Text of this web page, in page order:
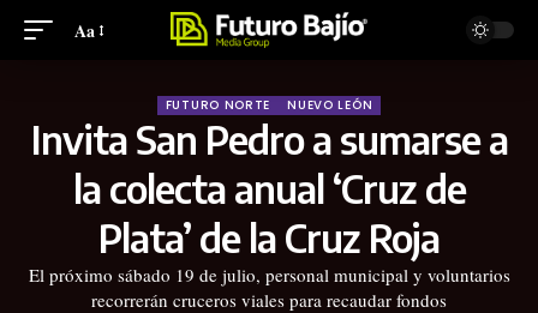
Aa
FUTURO NORTE NUEVO LEÓN
Invita San Pedro a sumarse a
la colecta anual ‘Cruz de
Plata’ de la Cruz Roja
El próximo sábado 19 de julio, personal municipal y voluntarios
recorrerán cruceros viales para recaudar fondos